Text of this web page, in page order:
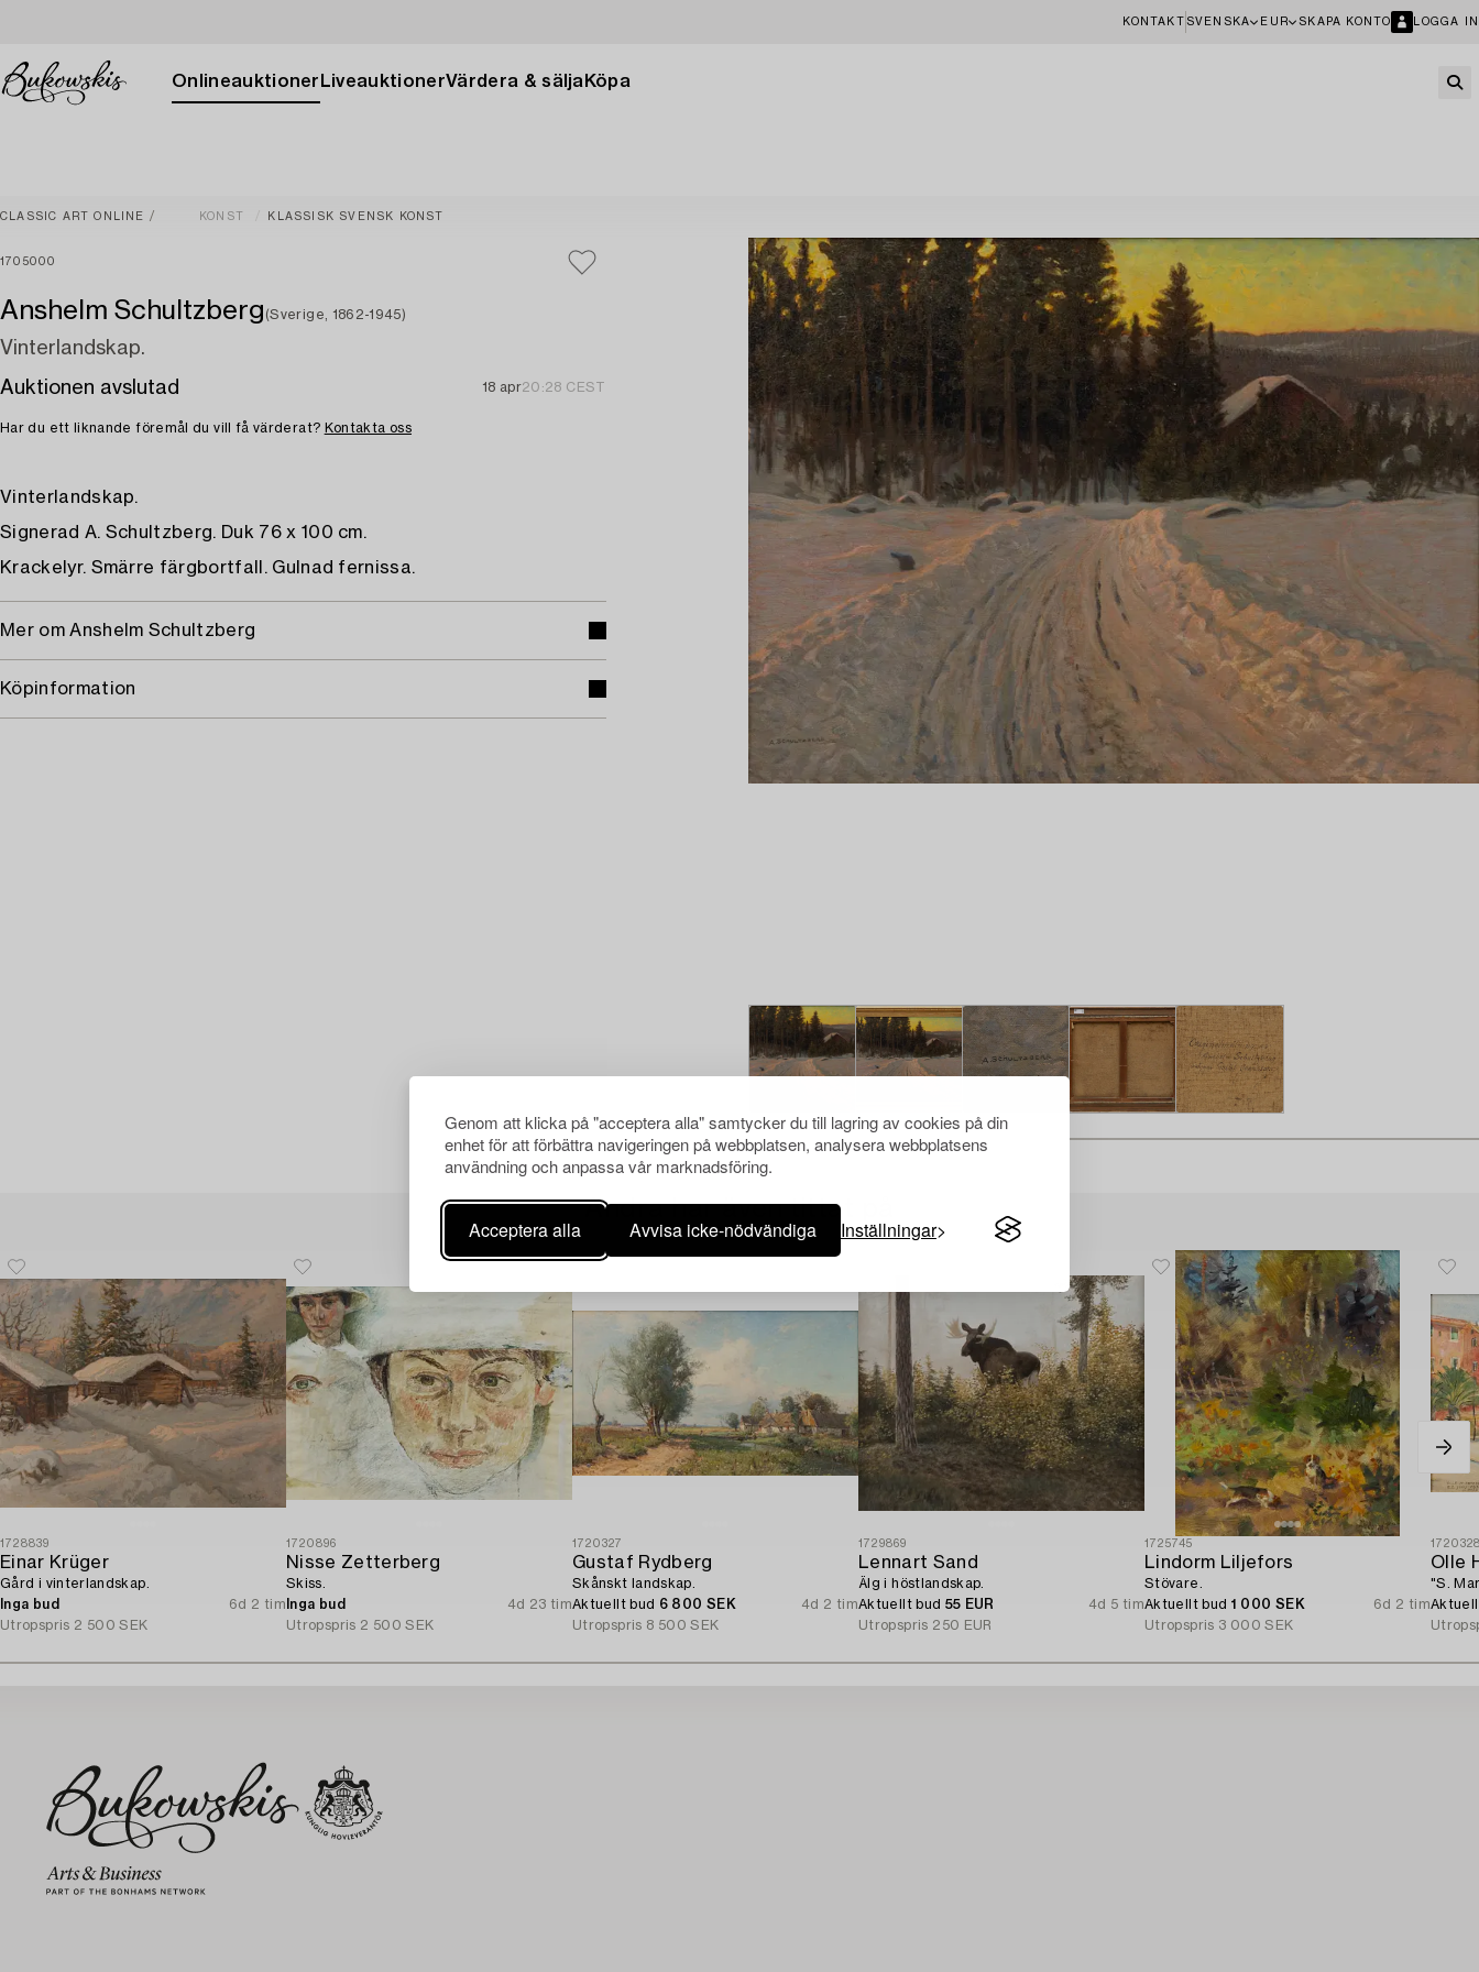
Genom att klicka på "acceptera alla" samtycker du till lagring av cookies på din
enhet för att förbättra navigeringen på webbplatsen, analysera webbplatsens
användning och anpassa vår marknadsföring.
Acceptera alla Avvisa icke-nödvändiga Inställningar
KONTAKT SVENSKA EUR SKAPA KONTO LOGGA IN
Onlineauktioner LiveauktionerVärdera & sälja Köpa
CLASSIC ART ONLINE KONST KLASSISK SVENSK KONST
1705000
Anshelm Schultzberg (Sverige, 1862-1945)
Vinterlandskap.
Auktionen avslutad
18 apr20:28 CEST
Har du ett liknande föremål du vill få värderat? Kontakta oss
Vinterlandskap.
Signerad A. Schultzberg. Duk 76 x 100 cm.
Krackelyr. Smärre färgbortfall. Gulnad fernissa.
Mer om Anshelm Schultzberg
Köpinformation
Andra har även tittat på
1728839
Einar Krüger
Gård i vinterlandskap.
Inga bud
6d 2 tim
Utropspris 2 500 SEK
1720896
Nisse Zetterberg
Skiss.
Inga bud
4d 23 tim
Utropspris 2 500 SEK
1720327
Gustaf Rydberg
Skånskt landskap.
Aktuellt bud 6 800 SEK
4d 2 tim
Utropspris 8 500 SEK
1729869
Lennart Sand
Älg i höstlandskap.
Aktuellt bud 55 EUR
4d 5 tim
Utropspris 250 EUR
1725745
Lindorm Liljefors
Stövare.
Aktuellt bud 1 000 SEK
6d 2 tim
Utropspris 3 000 SEK
Olle
"S.